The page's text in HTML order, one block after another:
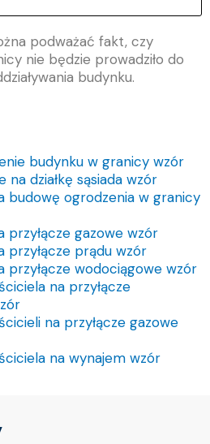
podważać fakt, czy
nie będzie prowadziło do
budynku.
budynku w granicy wzór
na działkę sąsiada wzór
budowę ogrodzenia w granicy
przyłącze gazowe wzór
przyłącze prądu wzór
przyłącze wodociągowe wzór
na przyłącze
na przyłącze gazowe
na wynajem wzór